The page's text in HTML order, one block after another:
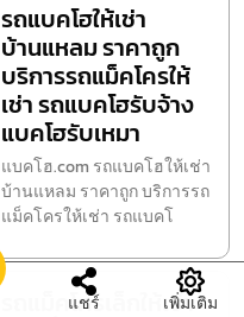
รถแบคโฮให้เช่า
บ้านแหลม ราคาถูก
บริการรถแม็คโครให้
เช่า รถแบคโฮรับจ้าง
แบคโฮรับเหมา
แบคโฮ.com รถแบคโฮให้เช่า
บ้านแหลม ราคาถูก บริการรถ
แม็คโครให้เช่า รถแบคโ
รถแม็คโครเล็กให้เช่า
แชร์ เพิ่มเติม